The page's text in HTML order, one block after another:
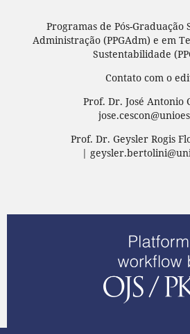
Programas de Pós-Graduação
Administração (PPGAdm) e em
Sustentabilidade
Contato com o
Prof. Dr. José Antonio
Prof. Dr. Geysler Rogis
|